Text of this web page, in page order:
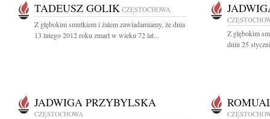
TADEUSZ GOLIK CZĘSTOCHOWA
Z głębokim smutkiem i żalem zawiadamiamy, że dnia
13 lutego 2012 roku zmarł w wieku 72 lat...
Z głębokim
dniu 25
JADWIGA PRZYBYLSKA
CZĘSTOCHOWA